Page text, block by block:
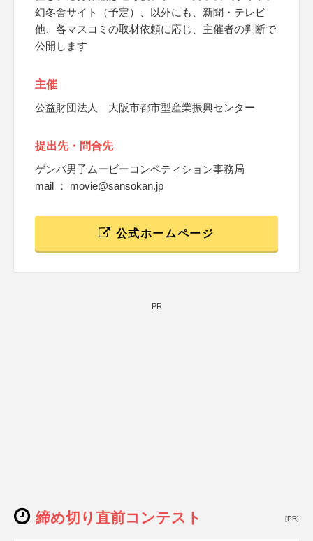
幻冬舎サイト（予定）、以外にも、新聞・テレビ
他、各マスコミの取材依頼に応じ、主催者の判断で
公開します
主催
公益財団法人 大阪市都市型産業振興センター
提出先・問合先
ゲンバ男子ムービーコンペティション事務局
mail ： movie@sansokan.jp
公式ホームページ
PR
締め切り直前コンテスト [PR]